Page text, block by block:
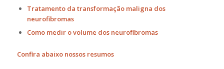
Tratamento da transformação maligna dos
neurofibromas
Como medir o volume dos neurofibromas
Confira abaixo nossos resumos